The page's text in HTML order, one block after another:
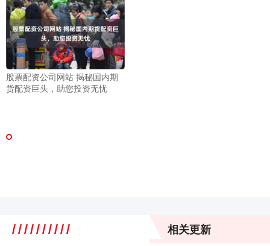
股票配资公司网站 揭秘国内期
货配资巨头，助您投资无忧
相关更新